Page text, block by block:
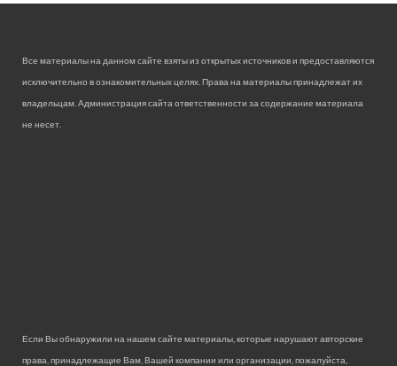
Все материалы на данном сайте взяты из открытых источников и предоставляются
исключительно в ознакомительных целях. Права на материалы принадлежат их
владельцам. Администрация сайта ответственности за содержание материала
не несет.
Если Вы обнаружили на нашем сайте материалы, которые нарушают авторские
права, принадлежащие Вам, Вашей компании или организации, пожалуйста,